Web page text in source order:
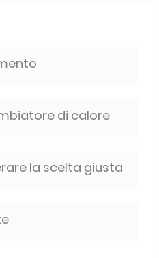
di calore
la scelta giusta